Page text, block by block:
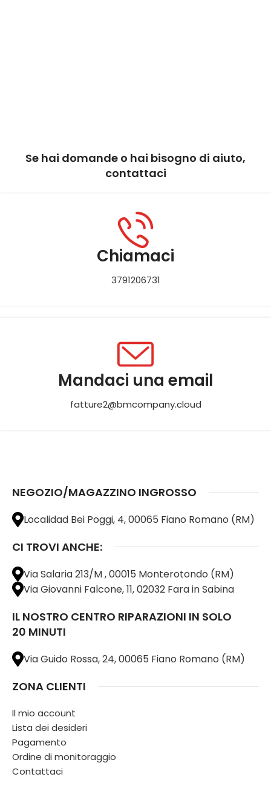
Se hai domande o hai bisogno di aiuto,
contattaci
Chiamaci
3791206731
Mandaci una email
fatture2@bmcompany.cloud
NEGOZIO/MAGAZZINO INGROSSO
Localidad Bei Poggi, 4, 00065 Fiano Romano (RM)
CI TROVI ANCHE:
Via Salaria 213/M , 00015 Monterotondo (RM)
Via Giovanni Falcone, 11, 02032 Fara in Sabina
IL NOSTRO CENTRO RIPARAZIONI IN SOLO
20 MINUTI
Via Guido Rossa, 24, 00065 Fiano Romano (RM)
ZONA CLIENTI
Il mio account
Lista dei desideri
Pagamento
Ordine di monitoraggio
Contattaci